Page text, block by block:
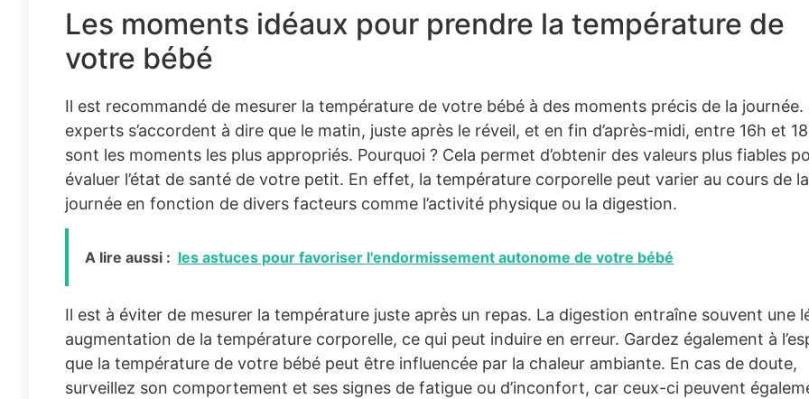
Les moments idéaux pour prendre la température de
votre bébé
Il est recommandé de mesurer la température de votre bébé à des moments précis de la journée.
experts s’accordent à dire que le matin, juste après le réveil, et en fin d’après-midi, entre 16h et
sont les moments les plus appropriés. Pourquoi ? Cela permet d’obtenir des valeurs plus fiables
évaluer l’état de santé de votre petit. En effet, la température corporelle peut varier au cours de la
journée en fonction de divers facteurs comme l’activité physique ou la digestion.
A lire aussi : les astuces pour favoriser l'endormissement autonome de votre bébé
Il est à éviter de mesurer la température juste après un repas. La digestion entraîne souvent une
augmentation de la température corporelle, ce qui peut induire en erreur. Gardez également à
que la température de votre bébé peut être influencée par la chaleur ambiante. En cas de doute,
surveillez son comportement et ses signes de fatigue ou d’inconfort, car ceux-ci peuvent